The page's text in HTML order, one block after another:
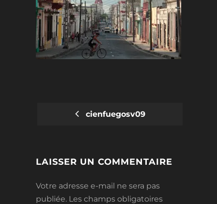
cienfuegosv09
LAISSER UN COMMENTAIRE
Votre adresse e-mail ne sera pas
publiée. Les champs obligatoires